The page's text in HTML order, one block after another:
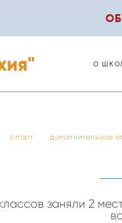
О
спорт дополнительное
заняли 2